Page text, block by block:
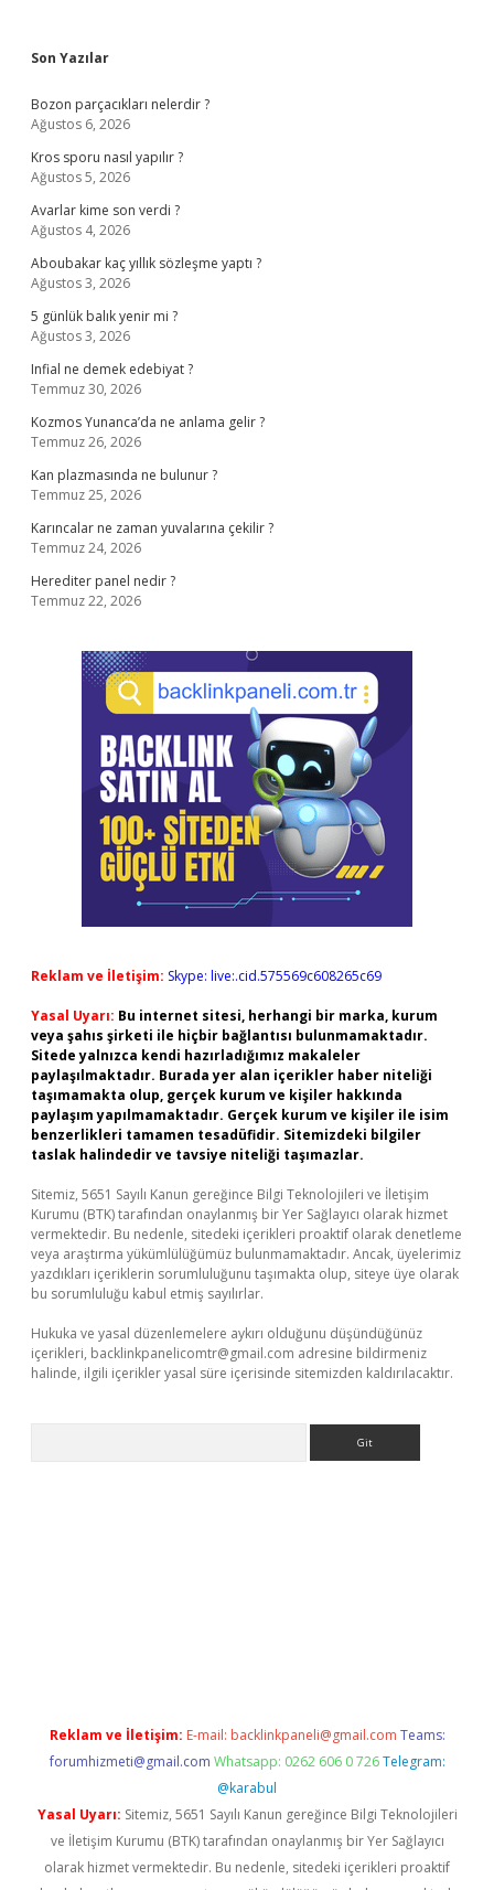
Sidebar
Son Yazılar
Bozon parçacıkları nelerdir ?
Ağustos 6, 2026
Kros sporu nasıl yapılır ?
Ağustos 5, 2026
Avarlar kime son verdi ?
Ağustos 4, 2026
Aboubakar kaç yıllık sözleşme yaptı ?
Ağustos 3, 2026
5 günlük balık yenir mi ?
Ağustos 3, 2026
Infial ne demek edebiyat ?
Temmuz 30, 2026
Kozmos Yunanca’da ne anlama gelir ?
Temmuz 26, 2026
Kan plazmasında ne bulunur ?
Temmuz 25, 2026
Karıncalar ne zaman yuvalarına çekilir ?
Temmuz 24, 2026
Herediter panel nedir ?
Temmuz 22, 2026
Reklam ve İletişim: Skype: live:.cid.575569c608265c69
Yasal Uyarı: Bu internet sitesi, herhangi bir marka, kurum
veya şahıs şirketi ile hiçbir bağlantısı bulunmamaktadır.
Sitede yalnızca kendi hazırladığımız makaleler
paylaşılmaktadır. Burada yer alan içerikler haber niteliği
taşımamakta olup, gerçek kurum ve kişiler hakkında
paylaşım yapılmamaktadır. Gerçek kurum ve kişiler ile isim
benzerlikleri tamamen tesadüfidir. Sitemizdeki bilgiler
taslak halindedir ve tavsiye niteliği taşımazlar.
Sitemiz, 5651 Sayılı Kanun gereğince Bilgi Teknolojileri ve İletişim
Kurumu (BTK) tarafından onaylanmış bir Yer Sağlayıcı olarak hizmet
vermektedir. Bu nedenle, sitedeki içerikleri proaktif olarak denetleme
veya araştırma yükümlülüğümüz bulunmamaktadır. Ancak, üyelerimiz
yazdıkları içeriklerin sorumluluğunu taşımakta olup, siteye üye olarak
bu sorumluluğu kabul etmiş sayılırlar.
Hukuka ve yasal düzenlemelere aykırı olduğunu düşündüğünüz
içerikleri, backlinkpanelicomtr@gmail.com adresine bildirmeniz
halinde, ilgili içerikler yasal süre içerisinde sitemizden kaldırılacaktır.
Reklam ve İletişim: E-mail: backlinkpaneli@gmail.com Teams:
forumhizmeti@gmail.com Whatsapp: 0262 606 0 726 Telegram:
@karabul
Yasal Uyarı: Sitemiz, 5651 Sayılı Kanun gereğince Bilgi Teknolojileri
ve İletişim Kurumu (BTK) tarafından onaylanmış bir Yer Sağlayıcı
olarak hizmet vermektedir. Bu nedenle, sitedeki içerikleri proaktif